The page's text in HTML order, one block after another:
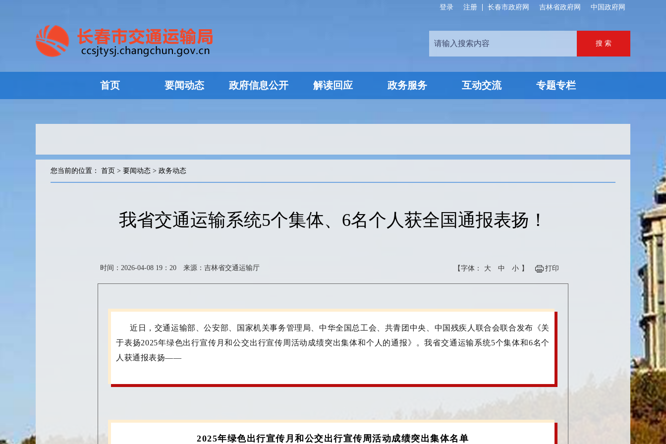
中国政府网
吉林省政府网
长春市政府网
注册
登录
首页 要闻动态 政府信息公开 解读回应 政务服务 互动交流 专题专栏
您当前的位置： 首页 > 要闻动态 > 政务动态
我省交通运输系统5个集体、6名个人获全国通报表扬！
时间：2026-04-08 19：20 来源：吉林省交通运输厅 【字体： 大 中 小 】 打印
近日，交通运输部、公安部、国家机关事务管理局、中华全国总工会、共青团中央、中国残疾人联合会联合发布《关
于表扬2025年绿色出行宣传月和公交出行宣传周活动成绩突出集体和个人的通报》 。我省交通运输系统5个集体和6名个
人获通报表扬——
2025年绿色出行宣传月和公交出行宣传周活动成绩突出集体名单